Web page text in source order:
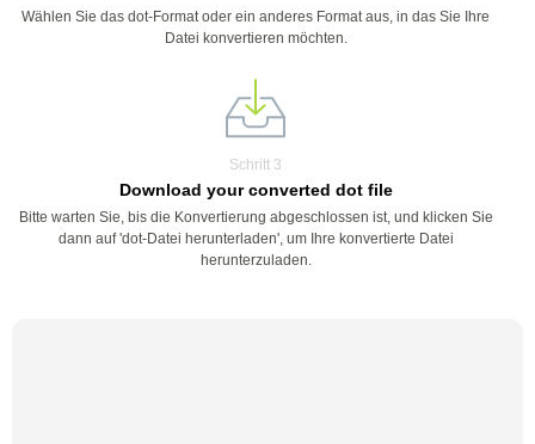
Wählen Sie das dot-Format oder ein anderes Format aus, in das Sie Ihre
Datei konvertieren möchten.
Schritt 3
Download your converted dot file
Bitte warten Sie, bis die Konvertierung abgeschlossen ist, und klicken Sie
dann auf 'dot-Datei herunterladen', um Ihre konvertierte Datei
herunterzuladen.